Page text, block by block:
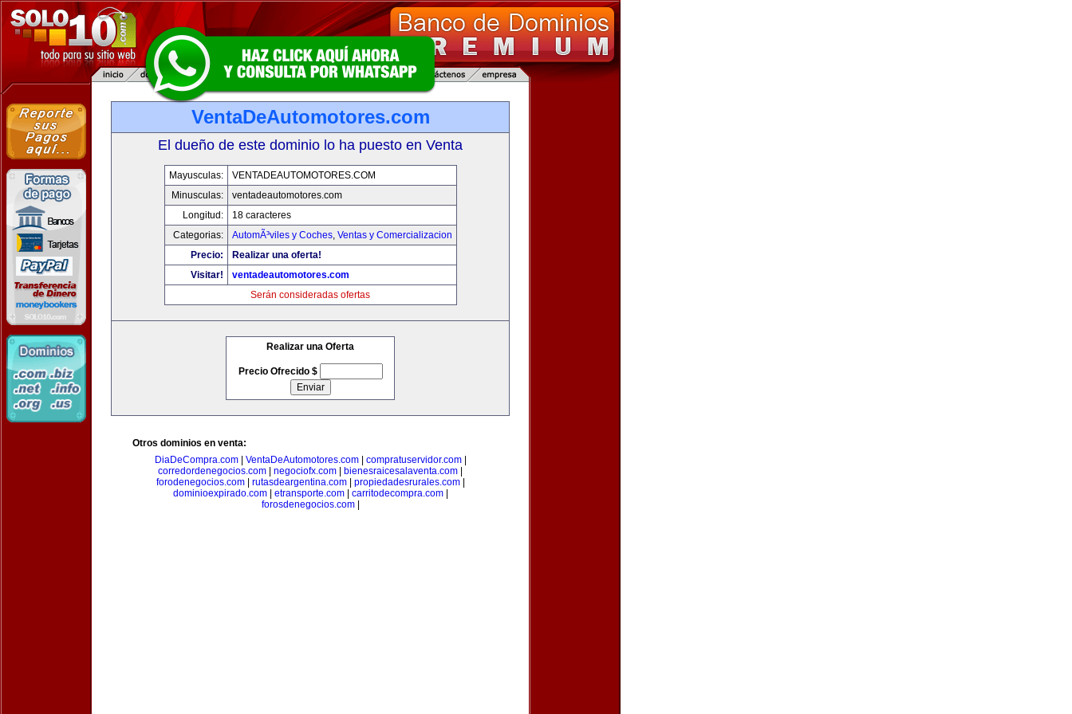
VentaDeAutomotores.com
El dueño de este dominio lo ha puesto en Venta
Mayusculas:
VENTADEAUTOMOTORES.COM
Minusculas:
ventadeautomotores.com
Longitud:
18 caracteres
Categorias:
AutomÃ³viles y Coches, Ventas y Comercializacion
Precio:
Realizar una oferta!
Visitar!
ventadeautomotores.com
Serán consideradas ofertas
Realizar una Oferta
Precio Ofrecido $
Otros dominios en venta:
DiaDeCompra.com| VentaDeAutomotores.com| compratuservidor.com|
corredordenegocios.com
negociofx.com bienesraicesalaventa.com
forodenegocios.com| rutasdeargentina.com| propiedadesrurales.com|
dominioexpirado.com| etransporte.com| carritodecompra.com|
forosdenegocios.com|